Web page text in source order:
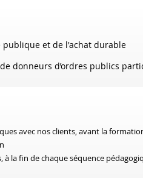
publique et de l'achat durable
donneurs d’ordres publics
avec nos clients, avant la
la fin de chaque séquence